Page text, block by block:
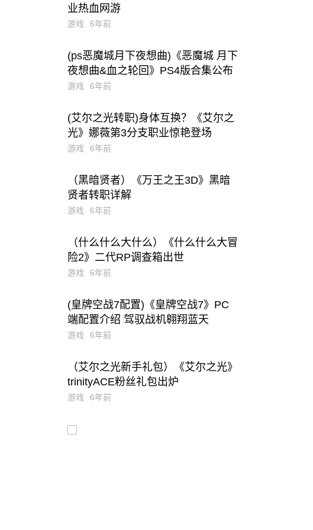
业热血网游
游戏 6年前
(ps恶魔城月下夜想曲)《恶魔城 月下
夜想曲&血之轮回》PS4版合集公布
游戏 6年前
(艾尔之光转职)身体互换？《艾尔之
光》娜薇第3分支职业惊艳登场
游戏 6年前
（黑暗贤者）《万王之王3D》黑暗
贤者转职详解
游戏 6年前
（什么什么大什么）《什么什么大冒
险2》二代RP调查箱出世
游戏 6年前
(皇牌空战7配置)《皇牌空战7》PC
端配置介绍 驾驭战机翱翔蓝天
游戏 6年前
（艾尔之光新手礼包）《艾尔之光》
trinityACE粉丝礼包出炉
游戏 6年前